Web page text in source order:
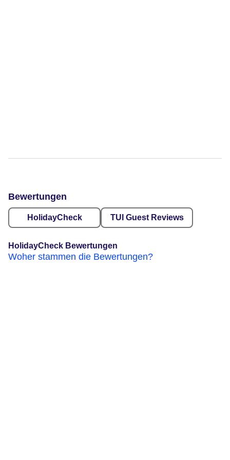
Bewertungen
HolidayCheck TUI Guest Reviews
HolidayCheck Bewertungen
Woher stammen die Bewertungen?